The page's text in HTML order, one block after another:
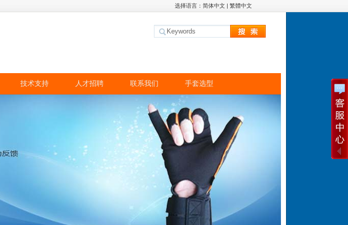
选择语言： 简体中文 | 繁體中文
技术支持 人才招聘 联系我们 手套选型